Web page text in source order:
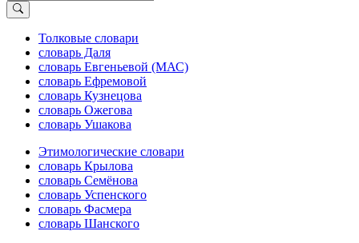
Толковые словари
словарь Даля
словарь Евгеньевой (МАС)
словарь Ефремовой
словарь Кузнецова
словарь Ожегова
словарь Ушакова
Этимологические словари
словарь Крылова
словарь Семёнова
словарь Успенского
словарь Фасмера
словарь Шанского